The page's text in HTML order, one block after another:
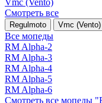
Vmc (Vento)
Смотреть все
Regulmoto Vmc (Vento)
Все мопеды
RM Alpha-2
RM Alpha-3
RM Alpha-4
RM Alpha-5
RM Alpha-6
Смотреть все мопеды